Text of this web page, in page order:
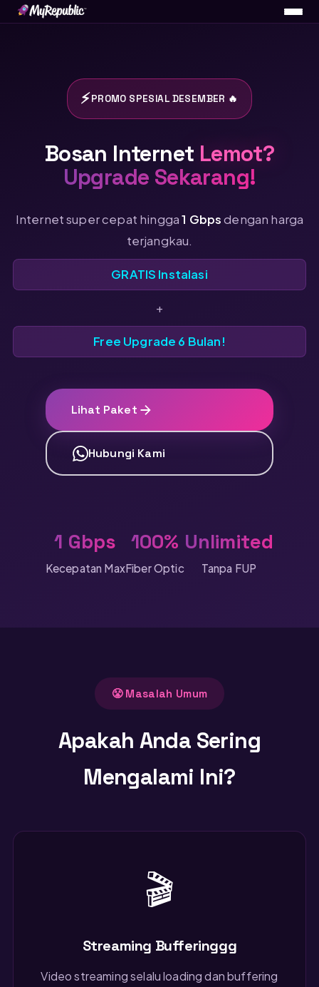
⚡PROMO SPESIAL DESEMBER 🔥
Bosan Internet Lemot?
Upgrade Sekarang!
Internet super cepat hingga1 Gbpsdengan harga
terjangkau.
GRATIS Instalasi
+
Free Upgrade 6 Bulan!
Lihat Paket
Hubungi Kami
1 Gbps
Kecepatan Max
100%
Fiber Optic
Unlimited
Tanpa FUP
😤 Masalah Umum
Apakah Anda Sering
Mengalami Ini?
🎬
Streaming Bufferinggg
Video streaming selalu loading dan buffering